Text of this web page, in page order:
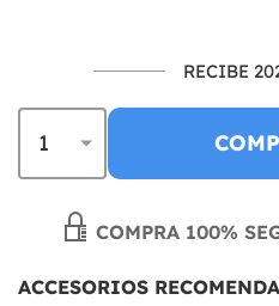
RECIBE
COMPRA 100%
ACCESORIOS